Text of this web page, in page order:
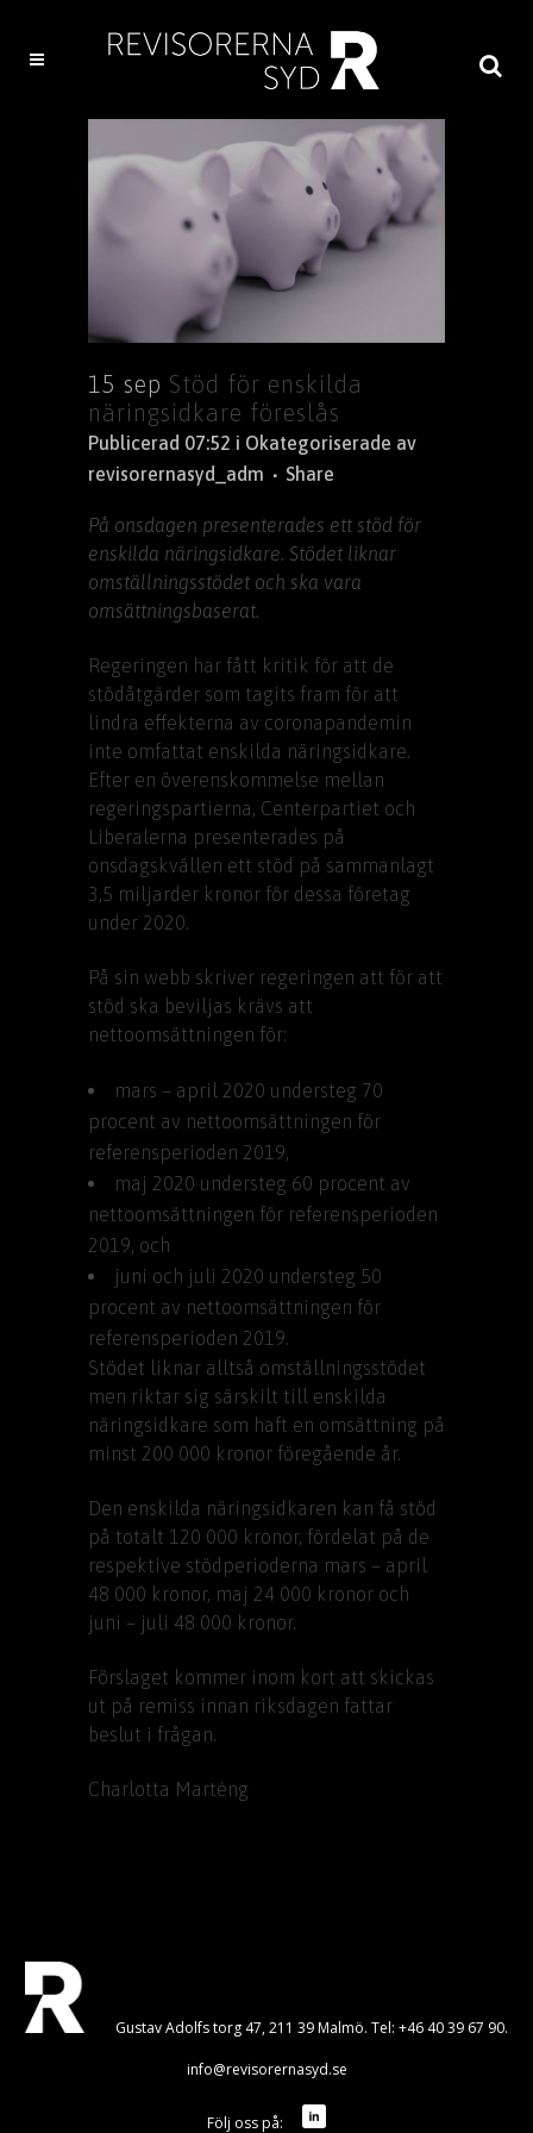
15 sep Stöd för enskilda
näringsidkare föreslås
Publicerad 07:52 i Okategoriserade av
revisorernasyd_adm
Share
På onsdagen presenterades ett stöd för
enskilda näringsidkare. Stödet liknar
omställningsstödet och ska vara
omsättningsbaserat.
Regeringen har fått kritik för att de
stödåtgärder som tagits fram för att
lindra effekterna av coronapandemin
inte omfattat enskilda näringsidkare.
Efter en överenskommelse mellan
regeringspartierna, Centerpartiet och
Liberalerna presenterades på
onsdagskvällen ett stöd på sammanlagt
3,5 miljarder kronor för dessa företag
under 2020.
På sin webb skriver regeringen att för att
stöd ska beviljas krävs att
nettoomsättningen för:
mars – april 2020 understeg 70
procent av nettoomsättningen för
referensperioden 2019,
maj 2020 understeg 60 procent av
nettoomsättningen för referensperioden
2019, och
juni och juli 2020 understeg 50
procent av nettoomsättningen för
referensperioden 2019.
Stödet liknar alltså omställningsstödet
men riktar sig särskilt till enskilda
näringsidkare som haft en omsättning på
minst 200 000 kronor föregående år.
Den enskilda näringsidkaren kan få stöd
på totalt 120 000 kronor, fördelat på de
respektive stödperioderna mars – april
48 000 kronor, maj 24 000 kronor och
juni – juli 48 000 kronor.
Förslaget kommer inom kort att skickas
ut på remiss innan riksdagen fattar
beslut i frågan.
Charlotta Marténg
Gustav Adolfs torg 47, 211 39 Malmö. Tel: +46 40 39 67 90.
info@revisorernasyd.se
Följ oss på: